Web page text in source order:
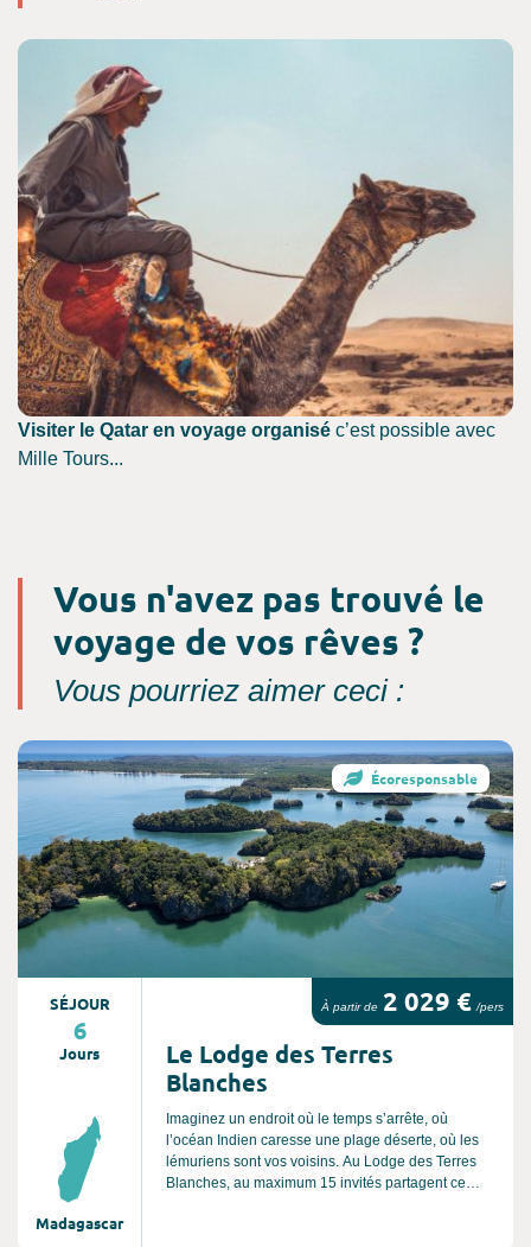
Visiter le Qatar en voyage organisé c’est possible avec
Mille Tours...
Vous n'avez pas trouvé le
voyage de vos rêves ?
Vous pourriez aimer ceci :
Écoresponsable
SÉJOUR
6
Jours
Madagascar
À partir de 2 029 € /pers
Le Lodge des Terres
Blanches
Imaginez un endroit où le temps s’arrête, où
l’océan Indien caresse une plage déserte, où les
lémuriens sont vos voisins. Au Lodge des Terres
Blanches, au maximum 15 invités partagent ce
Consultez l'offre de voyage